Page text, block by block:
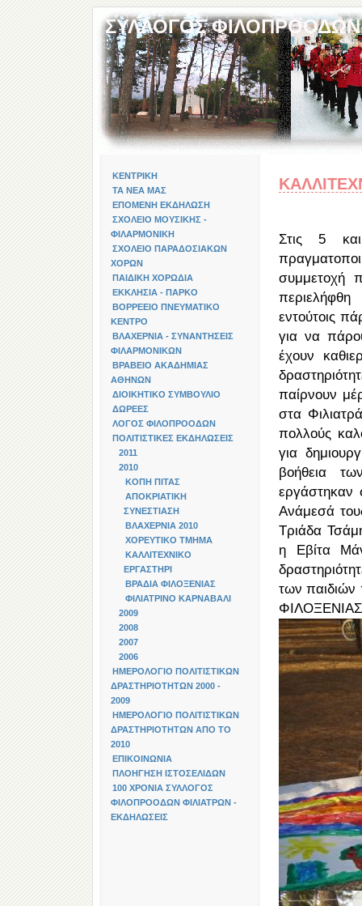
ΣΥΛΛΟΓΟΣ ΦΙΛΟΠΡΟΟΔΩΝ
Στις 5
συμμετοχή
εντούτοις
για να
έχουν
παίρνουν
στα
πολλούς
για
βοήθεια
εργάστηκαν
Ανάμεσά
Τριάδα
η Εβίτα
των παιδιών
ΦΙΛΟΞΕΝΙΑΣ
ΚΕΝΤΡΙΚΗ
ΤΑ ΝΕΑ ΜΑΣ
ΕΠΟΜΕΝΗ ΕΚΔΗΛΩΣΗ
ΣΧΟΛΕΙΟ ΜΟΥΣΙΚΗΣ -
ΦΙΛΑΡΜΟΝΙΚΗ
ΣΧΟΛΕΙΟ ΠΑΡΑΔΟΣΙΑΚΩΝ
ΧΟΡΩΝ
ΠΑΙΔΙΚΗ ΧΟΡΩΔΙΑ
ΕΚΚΛΗΣΙΑ - ΠΑΡΚΟ
ΒΟΡΡΕΕΙΟ ΠΝΕΥΜΑΤΙΚΟ
ΚΕΝΤΡΟ
ΒΛΑΧΕΡΝΙΑ - ΣΥΝΑΝΤΗΣΕΙΣ
ΦΙΛΑΡΜΟΝΙΚΩΝ
ΒΡΑΒΕΙΟ ΑΚΑΔΗΜΙΑΣ
ΑΘΗΝΩΝ
ΔΙΟΙΚΗΤΙΚΟ ΣΥΜΒΟΥΛΙΟ
ΔΩΡΕΕΣ
ΛΟΓΟΣ ΦΙΛΟΠΡΟΟΔΩΝ
ΠΟΛΙΤΙΣΤΙΚΕΣ ΕΚΔΗΛΩΣΕΙΣ
2011
2010
KOΠΗ ΠΙΤΑΣ
ΑΠΟΚΡΙΑΤΙΚΗ
ΣΥΝΕΣΤΙΑΣΗ
ΒΛΑΧΕΡΝΙΑ 2010
ΧΟΡΕΥΤΙΚΟ ΤΜΗΜΑ
ΚΑΛΛΙΤΕΧΝΙΚΟ
ΕΡΓΑΣΤΗΡΙ
ΒΡΑΔΙΑ ΦΙΛΟΞΕΝΙΑΣ
ΦΙΛΙΑΤΡΙΝΟ ΚΑΡΝΑΒΑΛΙ
2009
2008
2007
2006
ΗΜΕΡΟΛΟΓΙΟ ΠΟΛΙΤΙΣΤΙΚΩΝ
ΔΡΑΣΤΗΡΙΟΤΗΤΩΝ 2000 -
2009
ΗΜΕΡΟΛΟΓΙΟ ΠΟΛΙΤΙΣΤΙΚΩΝ
ΔΡΑΣΤΗΡΙΟΤΗΤΩΝ ΑΠΟ ΤΟ
2010
ΕΠΙΚΟΙΝΩΝΙΑ
ΠΛΟΗΓΗΣΗ ΙΣΤΟΣΕΛΙΔΩΝ
100 ΧΡΟΝΙΑ ΣΥΛΛΟΓΟΣ
ΦΙΛΟΠΡΟΟΔΩΝ ΦΙΛΙΑΤΡΩΝ -
ΕΚΔΗΛΩΣΕΙΣ